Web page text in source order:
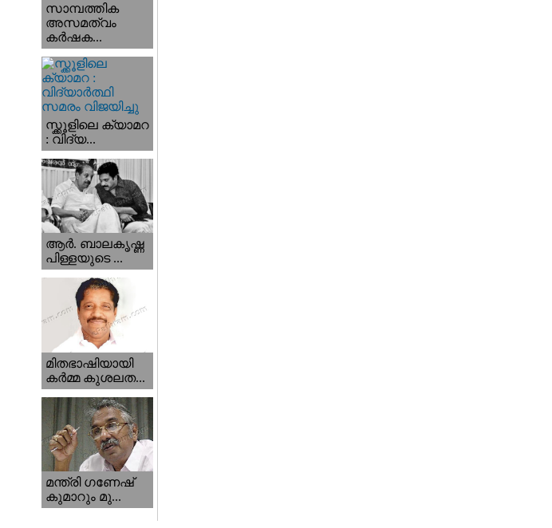
സാമ്പത്തിക
അസമത്വം
കര്‍ഷക...
സ്ക്കൂളിലെ ക്യാമറ
: വിദ്യ...
ആര്‍. ബാലകൃഷ്ണ
പിള്ളയുടെ ...
മിതഭാഷിയായി
കര്‍മ്മ കുശലത...
മന്ത്രി ഗണേഷ്‌
കുമാറും മു...